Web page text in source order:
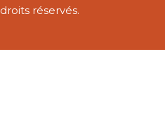
droits réservés.